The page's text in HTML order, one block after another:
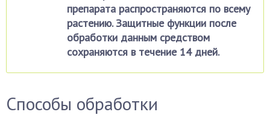
препарата распространяются по всему
растению. Защитные функции после
обработки данным средством
сохраняются в течение 14 дней.
Способы обработки